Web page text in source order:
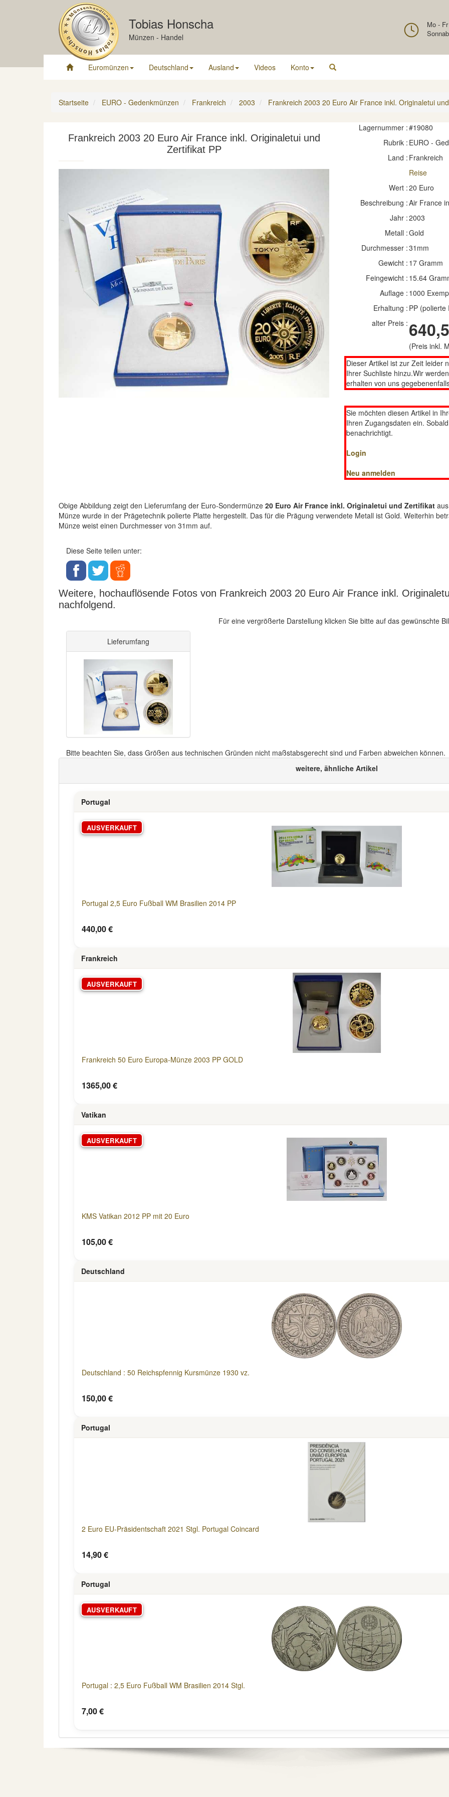
Tobias Honscha
Münzen - Handel
Mo -
Euromünzen Deutschland Ausland Videos Konto
Startseite EURO - Gedenkmünzen Frankreich 2003 Frankreich 2003 20 Euro Air France inkl. Originaletui
Frankreich 2003 20 Euro Air France inkl. Originaletui und
Zertifikat PP
Lagernummer :#19080
Rubrik : EURO -
Land : Frankreich
Reise
Wert :20 Euro
Beschreibung :Air France
Jahr :2003
Metall :Gold
Durchmesser :31mm
Gewicht : 17 Gramm
Feingewicht : 15.64
Auflage : 1000
Erhaltung : PP (polierte
alter Preis :
(Preis inkl.
Dieser Artikel ist zur Zeit leider
Ihrer Suchliste hinzu.Wir
erhalten von uns
Sie möchten diesen Artikel in
Ihren Zugangsdaten ein.
benachrichtigt.
Login
Neu anmelden
Obige Abbildung zeigt den Lieferumfang der Euro-Sondermünze 20 Euro Air France inkl. Originaletui und Zertifikat
Münze wurde in der Prägetechnik polierte Platte hergestellt. Das für die Prägung verwendete Metall ist Gold. Weiterhin
Münze weist einen Durchmesser von 31mm auf.
Diese Seite teilen unter:
Weitere, hochauflösende Fotos von Frankreich 2003 20 Euro Air France inkl.
nachfolgend.
Für eine vergrößerte Darstellung klicken Sie bitte auf das gewünschte
Lieferumfang
Bitte beachten Sie, dass Größen aus technischen Gründen nicht maßstabsgerecht sind und Farben abweichen können.
weitere, ähnliche Artikel
Portugal
AUSVERKAUFT
Portugal 2,5 Euro Fußball WM Brasilien 2014 PP
440,00 €
Frankreich
AUSVERKAUFT
Frankreich 50 Euro Europa-Münze 2003 PP GOLD
1365,00 €
Vatikan
AUSVERKAUFT
KMS Vatikan 2012 PP mit 20 Euro
105,00 €
Deutschland
Deutschland : 50 Reichspfennig Kursmünze 1930 vz.
150,00 €
Portugal
2 Euro EU-Präsidentschaft 2021 Stgl. Portugal Coincard
14,90 €
Portugal
AUSVERKAUFT
Portugal : 2,5 Euro Fußball WM Brasilien 2014 Stgl.
7,00 €